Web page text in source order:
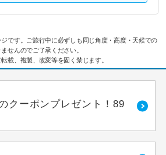
です。ご旅行中に必ずしも同じ角度・高度・天候での
せんのでご了承ください。
載、複製、改変等を固く禁じます。
クーポンプレゼント！89